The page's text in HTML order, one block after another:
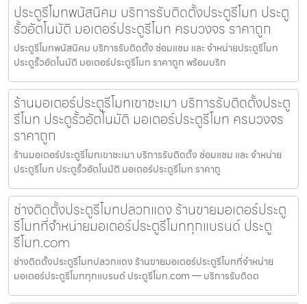
ประตูรีโมทพนัสนิคม บริการรับติดตั้งประตูรีโมท ประตู
รั้วอัตโนมัติ มอเตอร์ประตูรีโมท ครบวงจร ราคาถูก
ประตูรีโมทพนัสนิคม บริการรับติดตั้ง ซ่อมแซม และ จำหน่ายประตูรีโมท
ประตูรั้วอัตโนมัติ มอเตอร์ประตูรีโมท ราคาถูก พร้อมบริก
ร้านมอเตอร์ประตูรีโมทเขาชะเมา บริการรับติดตั้งประตู
รีโมท ประตูรั้วอัตโนมัติ มอเตอร์ประตูรีโมท ครบวงจร
ราคาถูก
ร้านมอเตอร์ประตูรีโมทเขาชะเมา บริการรับติดตั้ง ซ่อมแซม และ จำหน่าย
ประตูรีโมท ประตูรั้วอัตโนมัติ มอเตอร์ประตูรีโมท ราคาถู
ช่างติดตั้งประตูรีโมทปลวกแดง ร้านขายมอเตอร์ประตู
รีโมทที่จำหน่ายมอเตอร์ประตูรีโมททุกแบรนด์ ประตู
รีโมท.com
ช่างติดตั้งประตูรีโมทปลวกแดง ร้านขายมอเตอร์ประตูรีโมทที่จำหน่าย
มอเตอร์ประตูรีโมททุกแบรนด์ ประตูรีโมท.com — บริการรับติดต